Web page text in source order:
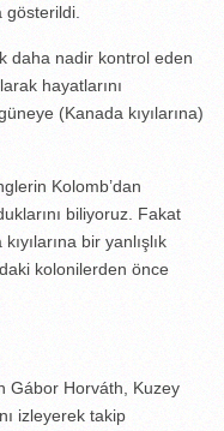
daha nadir kontrol eden
hayatlarını
(Kanada kıyılarına)
Kolomb’dan
biliyoruz. Fakat
bir yanlışlık
kolonilerden önce
Gábor Horváth, Kuzey
izleyerek takip